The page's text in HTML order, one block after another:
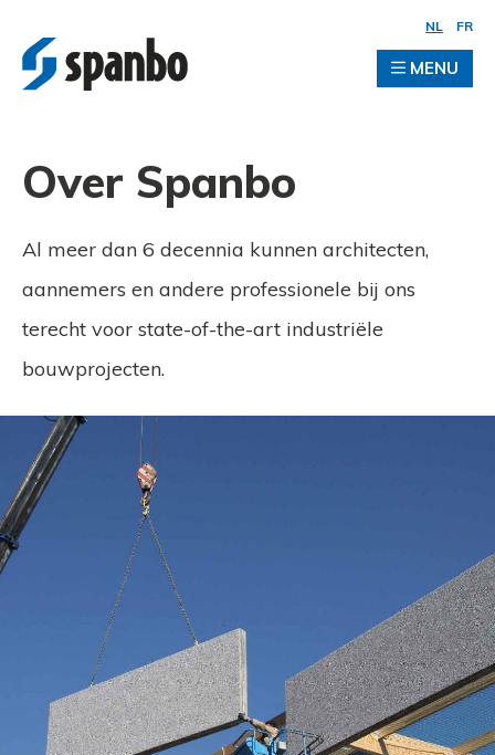
NL FR
MENU
Over Spanbo
Al meer dan 6 decennia kunnen architecten,
aannemers en andere professionele bij ons
terecht voor state-of-the-art industriële
bouwprojecten.